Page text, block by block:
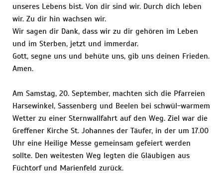
unseres Lebens bist. Von dir sind wir. Durch dich leben
wir. Zu dir hin wachsen wir.
Wir sagen dir Dank, dass wir zu dir gehören im Leben
und im Sterben, jetzt und immerdar.
Gott, segne uns und behüte uns, gib uns deinen Frieden.
Amen.
Am Samstag, 20. September, machten sich die Pfarreien
Harsewinkel, Sassenberg und Beelen bei schwül-warmem
Wetter zu einer Sternwallfahrt auf den Weg. Ziel war die
Greffener Kirche St. Johannes der Täufer, in der um 17.00
Uhr eine Heilige Messe gemeinsam gefeiert werden
sollte. Den weitesten Weg legten die Gläubigen aus
Füchtorf und Marienfeld zurück.